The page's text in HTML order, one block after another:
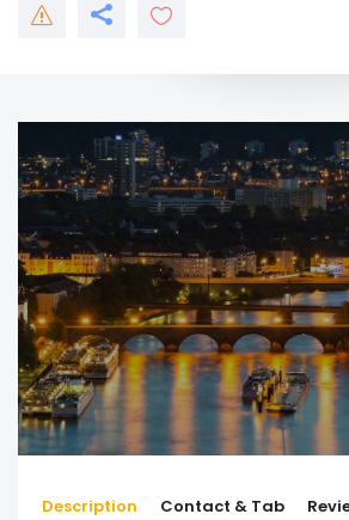
Description Contact & Tab